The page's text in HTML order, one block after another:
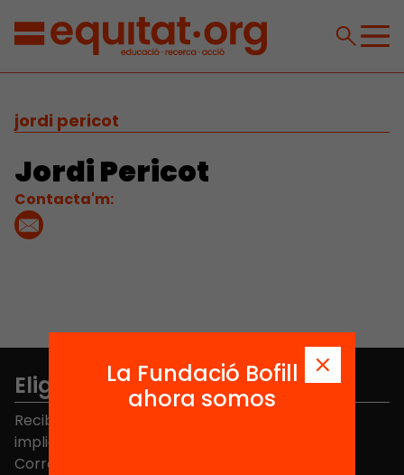
jordi pericot
Jordi Pericot
Contacta'm:
Elige equidad
Recibe contenidos, iniciativas y proyectos para
implicarte.
Correo electrónico
La Fundació Bofill
ahora somos